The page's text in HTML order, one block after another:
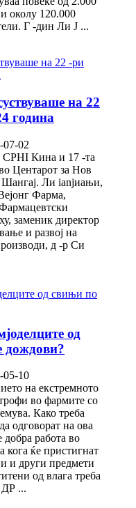
околу 120.000
Г -дин Ли Ј ...
на 22
година
07-02
Кина и 17 -та
Центарот за Нов
Шангај. Ли ianjиањи,
Фарма,
заменик директор
и развој на
д -р Си
од
дождови?
05-10
на екстремното
во фармите со
Како треба
одговорат на ова
работа во
кога ќе пристигнат
и други предмети
од влага треба
ДР ...